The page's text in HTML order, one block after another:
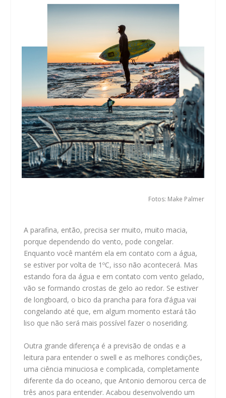
Fotos: Make Palmer
A parafina, então, precisa ser muito, muito macia,
porque dependendo do vento, pode congelar.
Enquanto você mantém ela em contato com a água,
se estiver por volta de 1ºC, isso não acontecerá. Mas
estando fora da água e em contato com vento gelado,
vão se formando crostas de gelo ao redor. Se estiver
de longboard, o bico da prancha para fora d’água vai
congelando até que, em algum momento estará tão
liso que não será mais possível fazer o noseriding.
Outra grande diferença é a previsão de ondas e a
leitura para entender o swell e as melhores condições,
uma ciência minuciosa e complicada, completamente
diferente da do oceano, que Antonio demorou cerca de
três anos para entender. Acabou desenvolvendo um